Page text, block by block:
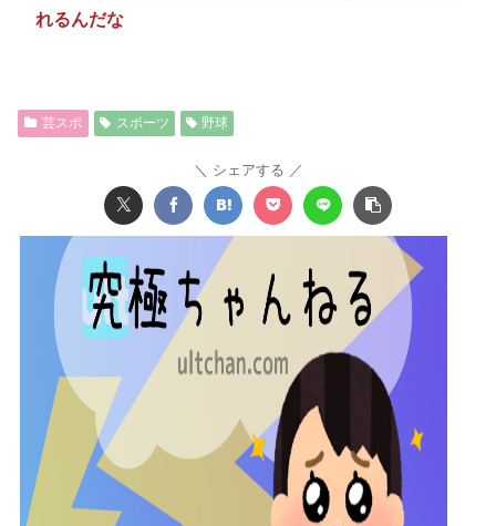
れるんだな
芸スポ スポーツ 野球
シェアする